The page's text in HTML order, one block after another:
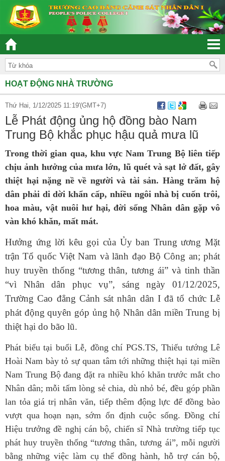
“ĐOÀN KẾT – DÂN CHỦ - KỶ CƯƠNG – TRÁCH NHIỆM
HOẠT ĐỘNG NHÀ TRƯỜNG
Thứ Hai, 1/12/2025 11:19'(GMT+7)
Lễ Phát động ủng hộ đồng bào Nam
Trung Bộ khắc phục hậu quả mưa lũ
Trong thời gian qua, khu vực Nam Trung Bộ liên tiếp
chịu ảnh hưởng của mưa lớn, lũ quét và sạt lở đất, gây
thiệt hại nặng nề về người và tài sản. Hàng trăm hộ
dân phải di dời khẩn cấp, nhiều ngôi nhà bị cuốn trôi,
hoa màu, vật nuôi hư hại, đời sống Nhân dân gặp vô
vàn khó khăn, mất mát.
Hưởng ứng lời kêu gọi của Ủy ban Trung ương Mặt
trận Tổ quốc Việt Nam và lãnh đạo Bộ Công an; phát
huy truyền thống “tương thân, tương ái” và tinh thần
“vì Nhân dân phục vụ”, sáng ngày 01/12/2025,
Trường Cao đẳng Cảnh sát nhân dân I đã tổ chức Lễ
phát động quyên góp ủng hộ Nhân dân miền Trung bị
thiệt hại do bão lũ.
Phát biểu tại buổi Lễ, đồng chí PGS.TS, Thiếu tướng Lê
Hoài Nam bày tỏ sự quan tâm tới những thiệt hại tại miền
Nam Trung Bộ đang đặt ra nhiều khó khăn trước mắt cho
Nhân dân; mỗi tấm lòng sẻ chia, dù nhỏ bé, đều góp phần
lan tỏa giá trị nhân văn, tiếp thêm động lực để đồng bào
vượt qua hoạn nạn, sớm ổn định cuộc sống. Đồng chí
Hiệu trưởng đề nghị cán bộ, chiến sĩ Nhà trường tiếp tục
phát huy truyền thống “tương thân, tương ái”, mỗi người
bằng những việc làm cụ thể đồng hành, hỗ trợ cán bộ,